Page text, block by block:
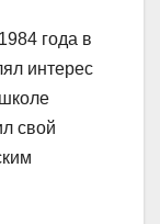
года в
интерес
свой